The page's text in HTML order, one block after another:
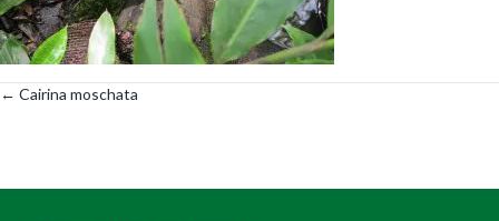
Posts
← Cairina moschata